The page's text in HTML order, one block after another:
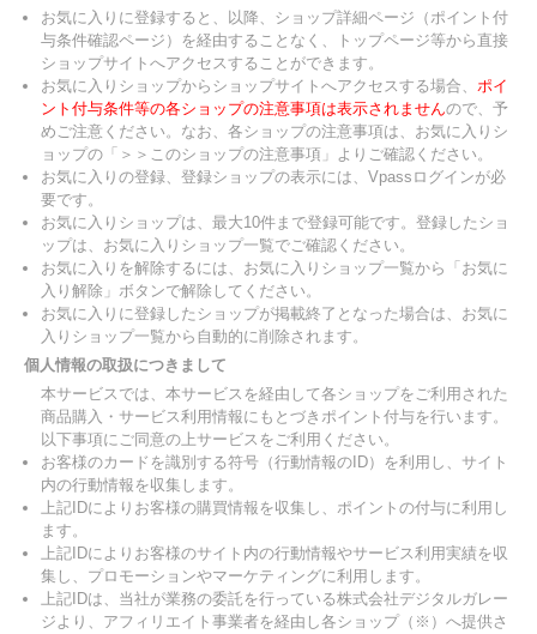
お気に入りに登録すると、以降、ショップ詳細ページ（ポイント付
与条件確認ページ）を経由することなく、トップページ等から直接
ショップサイトへアクセスすることができます。
お気に入りショップからショップサイトへアクセスする場合、 ポイ
ント付与条件等の各ショップの注意事項は表示されませんので、予
めご注意ください。なお、各ショップの注意事項は、お気に入りシ
ョップの「＞＞このショップの注意事項」よりご確認ください。
お気に入りの登録、登録ショップの表示には、Vpassログインが必
要です。
お気に入りショップは、最大10件まで登録可能です。登録したショ
ップは、お気に入りショップ一覧でご確認ください。
お気に入りを解除するには、お気に入りショップ一覧から「お気に
入り解除」ボタンで解除してください。
お気に入りに登録したショップが掲載終了となった場合は、お気に
入りショップ一覧から自動的に削除されます。
個人情報の取扱につきまして
本サービスでは、本サービスを経由して各ショップをご利用された
商品購入・サービス利用情報にもとづきポイント付与を行います。
以下事項にご同意の上サービスをご利用ください。
お客様のカードを識別する符号（行動情報のID）を利用し、サイト
内の行動情報を収集します。
上記IDによりお客様の購買情報を収集し、ポイントの付与に利用し
ます。
上記IDによりお客様のサイト内の行動情報やサービス利用実績を収
集し、プロモーションやマーケティングに利用します。
上記IDは、当社が業務の委託を行っている株式会社デジタルガレー
ジより、アフィリエイト事業者を経由し各ショップ（※）へ提供さ